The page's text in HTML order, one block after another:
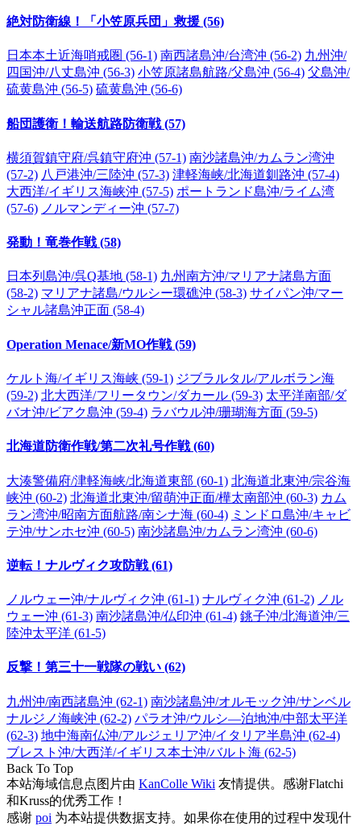
絶対防衛線！「小笠原兵団」救援 (56)
日本本土近海哨戒圏 (56-1) 南西諸島沖/台湾沖 (56-2) 九州沖/
四国沖/八丈島沖 (56-3) 小笠原諸島航路/父島沖 (56-4) 父島沖/
硫黄島沖 (56-5) 硫黄島沖 (56-6)
船団護衛！輸送航路防衛戦 (57)
横須賀鎮守府/呉鎮守府沖 (57-1) 南沙諸島沖/カムラン湾沖
(57-2) 八戸港沖/三陸沖 (57-3) 津軽海峡/北海道釧路沖 (57-4)
大西洋/イギリス海峡沖 (57-5) ポートランド島沖/ライム湾
(57-6) ノルマンディー沖 (57-7)
発動！竜巻作戦 (58)
日本列島沖/呉Q基地 (58-1) 九州南方沖/マリアナ諸島方面
(58-2) マリアナ諸島/ウルシー環礁沖 (58-3) サイパン沖/マー
シャル諸島沖正面 (58-4)
Operation Menace/新MO作戦 (59)
ケルト海/イギリス海峡 (59-1) ジブラルタル/アルボラン海
(59-2) 北大西洋/フリータウン/ダカール (59-3) 太平洋南部/ダ
バオ沖/ビアク島沖 (59-4) ラバウル沖/珊瑚海方面 (59-5)
北海道防衛作戦/第二次礼号作戦 (60)
大湊警備府/津軽海峡/北海道東部 (60-1) 北海道北東沖/宗谷海
峡沖 (60-2) 北海道北東沖/留萌沖正面/樺太南部沖 (60-3) カム
ラン湾沖/昭南方面航路/南シナ海 (60-4) ミンドロ島沖/キャビ
テ沖/サンホセ沖 (60-5) 南沙諸島沖/カムラン湾沖 (60-6)
逆転！ナルヴィク攻防戦 (61)
ノルウェー沖/ナルヴィク沖 (61-1) ナルヴィク沖 (61-2) ノル
ウェー沖 (61-3) 南沙諸島沖/仏印沖 (61-4) 銚子沖/北海道沖/三
陸沖太平洋 (61-5)
反撃！第三十一戦隊の戦い (62)
九州沖/南西諸島沖 (62-1) 南沙諸島沖/オルモック沖/サンベル
ナルジノ海峡沖 (62-2) パラオ沖/ウルシ―泊地沖/中部太平洋
(62-3) 地中海南仏沖/アルジェリア沖/イタリア半島沖 (62-4)
ブレスト沖/大西洋/イギリス本土沖/バルト海 (62-5)
Back To Top
本站海域信息点图片由 KanColle Wiki 友情提供。感谢Flatchi
和Kruss的优秀工作！
感谢 poi 为本站提供数据支持。如果你在使用的过程中发现什